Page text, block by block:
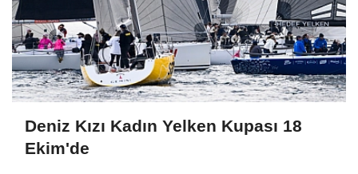
Deniz Kızı Kadın Yelken Kupası 18
Ekim'de